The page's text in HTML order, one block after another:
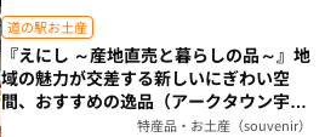
道の駅お土産
『えにし ～産地直売と暮らしの品～』地
域の魅力が交差する新しいにぎわい空
間、おすすめの逸品（アークタウン宇都
特産品・お土産（souvenir）